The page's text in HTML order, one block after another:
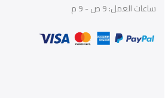
ساعات العمل: 9 ص - 9 م